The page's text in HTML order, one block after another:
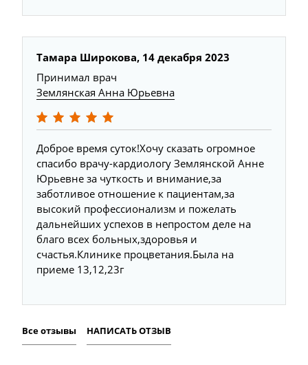
Тамара Широкова, 14 декабря 2023
Принимал врач
Землянская Анна Юрьевна
Доброе время суток!Хочу сказать огромное
спасибо врачу-кардиологу Землянской Анне
Юрьевне за чуткость и внимание,за
заботливое отношение к пациентам,за
высокий профессионализм и пожелать
дальнейших успехов в непростом деле на
благо всех больных,здоровья и
счастья.Клинике процветания.Была на
приеме 13,12,23г
Все отзывы НАПИСАТЬ ОТЗЫВ